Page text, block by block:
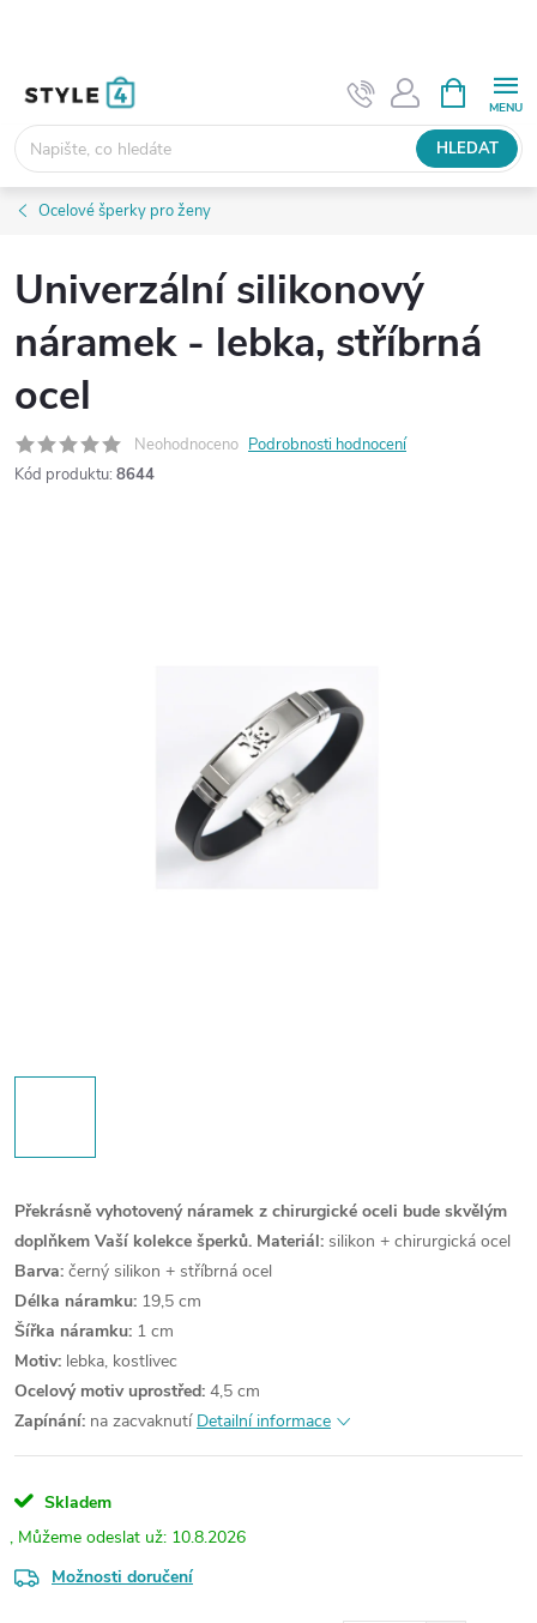
HLEDAT
NÁKUPNÍ
KOŠÍK
Ocelové šperky pro ženy
Univerzální silikonový
náramek - lebka, stříbrná
ocel
Neohodnoceno Podrobnosti hodnocení
Kód produktu: 8644
Překrásně vyhotovený náramek z chirurgické oceli bude skvělým
doplňkem Vaší kolekce šperků. Materiál: silikon + chirurgická ocel
Barva: černý silikon + stříbrná ocel
Délka náramku: 19,5 cm
Šířka náramku: 1 cm
Motiv: lebka, kostlivec
Ocelový motiv uprostřed: 4,5 cm
Zapínání: na zacvaknutí Detailní informace
Skladem
10.8.2026
Možnosti doručení